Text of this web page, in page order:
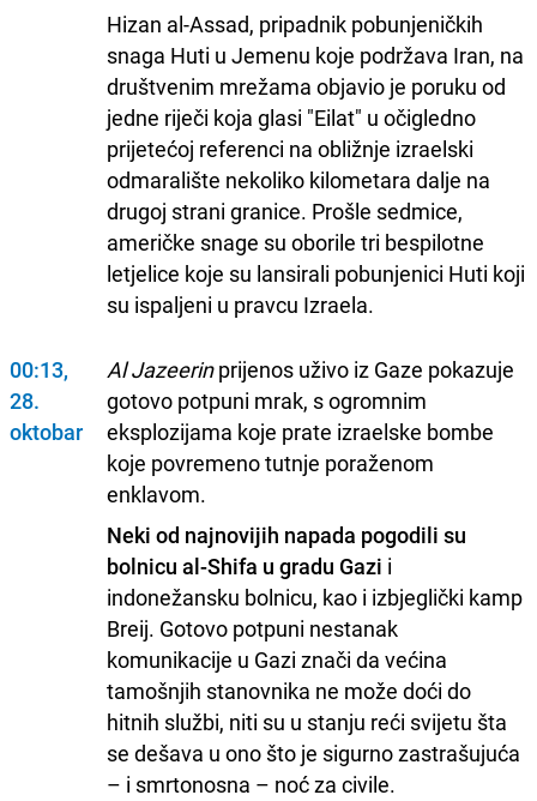
Hizan al-Assad, pripadnik pobunjeničkih
snaga Huti u Jemenu koje podržava Iran, na
društvenim mrežama objavio je poruku od
jedne riječi koja glasi "Eilat" u očigledno
prijetećoj referenci na obližnje izraelski
odmaralište nekoliko kilometara dalje na
drugoj strani granice. Prošle sedmice,
američke snage su oborile tri bespilotne
letjelice koje su lansirali pobunjenici Huti koji
su ispaljeni u pravcu Izraela.
00:13,
28.
oktobar
Al Jazeerinprijenos uživo iz Gaze pokazuje
gotovo potpuni mrak, s ogromnim
eksplozijama koje prate izraelske bombe
koje povremeno tutnje poraženom
enklavom.
Neki od najnovijih napada pogodili su
bolnicu al-Shifa u gradu Gazi i
indonežansku bolnicu, kao i izbjeglički kamp
Breij. Gotovo potpuni nestanak
komunikacije u Gazi znači da većina
tamošnjih stanovnika ne može doći do
hitnih službi, niti su u stanju reći svijetu šta
se dešava u ono što je sigurno zastrašujuća
– i smrtonosna – noć za civile.